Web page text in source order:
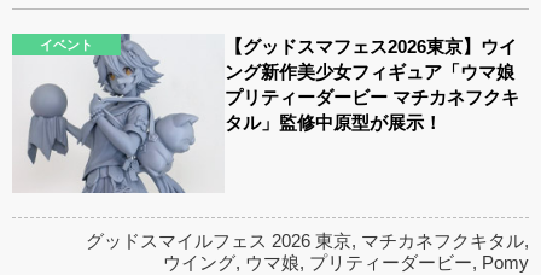
イベント
【グッドスマフェス2026東京】ウイ
ング新作美少女フィギュア「ウマ娘
プリティーダービー マチカネフクキ
タル」監修中原型が展示！
グッドスマイルフェス 2026 東京, マチカネフクキタル,
ウイング, ウマ娘, プリティーダービー, Pomy